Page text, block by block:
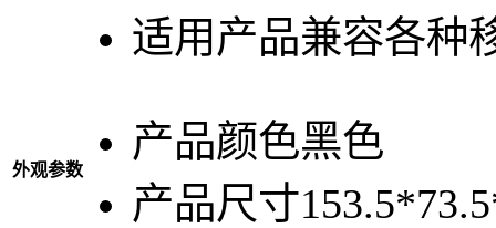
适用产品兼容各种
外观参数
产品颜色黑色
产品尺寸